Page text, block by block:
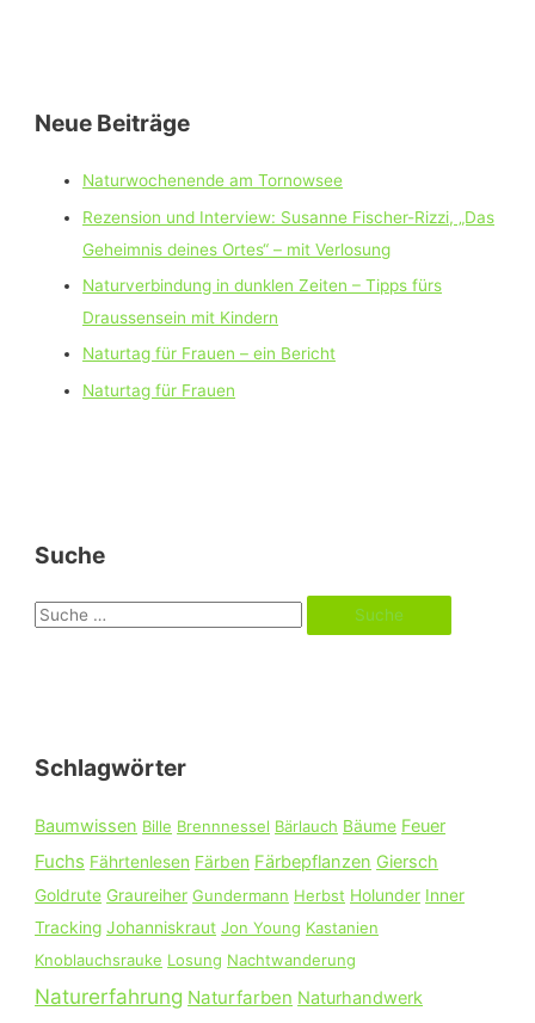
Neue Beiträge
Naturwochenende am Tornowsee
Rezension und Interview: Susanne Fischer-Rizzi, „Das
Geheimnis deines Ortes“ – mit Verlosung
Naturverbindung in dunklen Zeiten – Tipps fürs
Draussensein mit Kindern
Naturtag für Frauen – ein Bericht
Naturtag für Frauen
Suche
S
n
a
c
h
:
Schlagwörter
Baumwissen Bille Brennnessel Bärlauch Bäume Feuer
Fuchs Fährtenlesen Färben Färbepflanzen Giersch
Goldrute Graureiher Gundermann Herbst Holunder Inner
Tracking Johanniskraut Jon Young Kastanien
Knoblauchsrauke Losung Nachtwanderung
Naturerfahrung Naturfarben Naturhandwerk